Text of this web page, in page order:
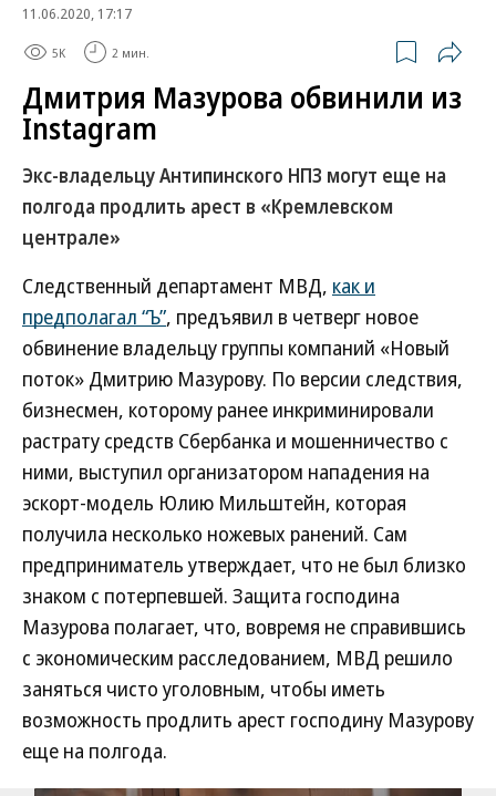
11.06.2020, 17:17
5K 2 мин.
Дмитрия Мазурова обвинили из
Instagram
Экс-владельцу Антипинского НПЗ могут еще на
полгода продлить арест в «Кремлевском
централе»
Следственный департамент МВД, как и
предполагал “Ъ”, предъявил в четверг новое
обвинение владельцу группы компаний «Новый
поток» Дмитрию Мазурову. По версии следствия,
бизнесмен, которому ранее инкриминировали
растрату средств Сбербанка и мошенничество с
ними, выступил организатором нападения на
эскорт-модель Юлию Мильштейн, которая
получила несколько ножевых ранений. Сам
предприниматель утверждает, что не был близко
знаком с потерпевшей. Защита господина
Мазурова полагает, что, вовремя не справившись
с экономическим расследованием, МВД решило
заняться чисто уголовным, чтобы иметь
возможность продлить арест господину Мазурову
еще на полгода.